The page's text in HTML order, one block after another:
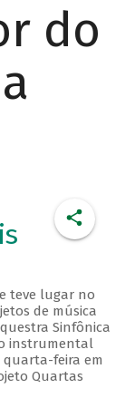
do
teve lugar no
de música
Sinfônica
o instrumental
feira em
Quartas